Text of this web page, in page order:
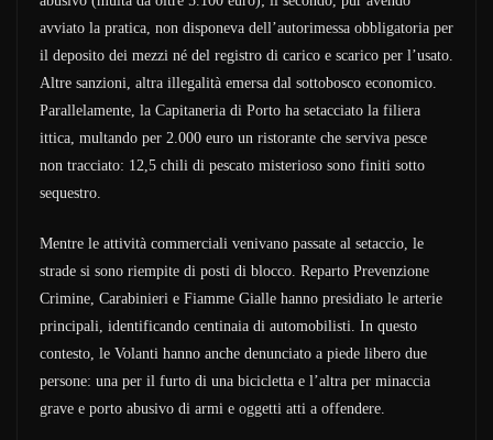
avviato la pratica, non disponeva dell’autorimessa obbligatoria per
il deposito dei mezzi né del registro di carico e scarico per l’usato.
Altre sanzioni, altra illegalità emersa dal sottobosco economico.
Parallelamente, la Capitaneria di Porto ha setacciato la filiera
ittica, multando per 2.000 euro un ristorante che serviva pesce
non tracciato: 12,5 chili di pescato misterioso sono finiti sotto
sequestro.
Mentre le attività commerciali venivano passate al setaccio, le
strade si sono riempite di posti di blocco. Reparto Prevenzione
Crimine, Carabinieri e Fiamme Gialle hanno presidiato le arterie
principali, identificando centinaia di automobilisti. In questo
contesto, le Volanti hanno anche denunciato a piede libero due
persone: una per il furto di una bicicletta e l’altra per minaccia
grave e porto abusivo di armi e oggetti atti a offendere.